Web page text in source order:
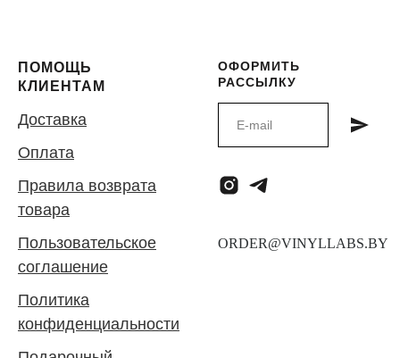
ПОМОЩЬ
КЛИЕНТАМ
Доставка
Оплата
Правила возврата
товара
Пользовательское
соглашение
Политика
конфиденциальности
ОФОРМИТЬ
РАССЫЛКУ